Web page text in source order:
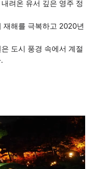
려온 유서 깊은 영주 정
해를 극복하고 2020년
도시 풍경 속에서 계절